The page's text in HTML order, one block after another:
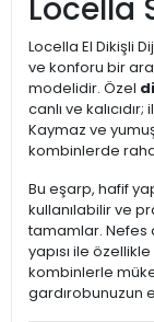
Locella
Locella El Dikişli
ve konforu bir
modelidir. Özel
canlı ve
Kaymaz ve
kombinlerde
Bu eşarp, hafif
kullanılabilir ve
tamamlar. Nefes
yapısı ile
kombinlerle
gardırobunuzun